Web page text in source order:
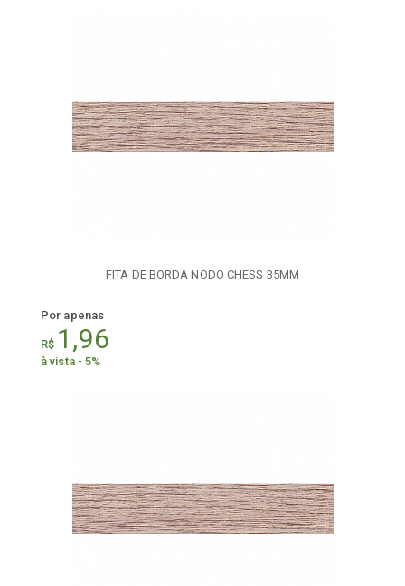
FITA DE BORDA NODO CHESS 35MM
Por apenas
R$ 1,96
à vista - 5%